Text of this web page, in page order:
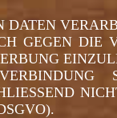
DATEN
GEGEN DIE